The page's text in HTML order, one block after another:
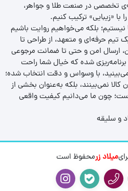
۱۴ سال سابقه‌ی تخصصی در صنعت طلا و جواهر،
با «زیبایی» ترکیب کنیم.
نیستیم؛ بلکه می‌خواهیم روایت باشیم
تیم حرفه‌ای و متعهد، از طراحی تا
ارسال امن و حتی تا ضمانت مرجوعی
شده که خیال شما راحت
با وسواس و دقت انتخاب شده؛
کالا نمی‌بینند، بلکه به‌عنوان بخشی از
چون ما می‌دانیم کیفیت واقعی
و سلیقه
میلاد زرمحفوظ است